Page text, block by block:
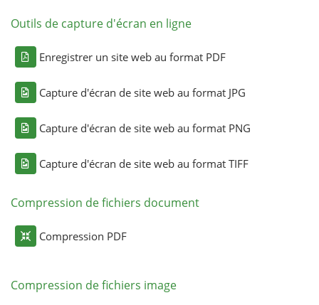
Outils de capture d'écran en ligne
Enregistrer un site web au format PDF
Capture d'écran de site web au format JPG
Capture d'écran de site web au format PNG
Capture d'écran de site web au format TIFF
Compression de fichiers document
Compression PDF
Compression de fichiers image